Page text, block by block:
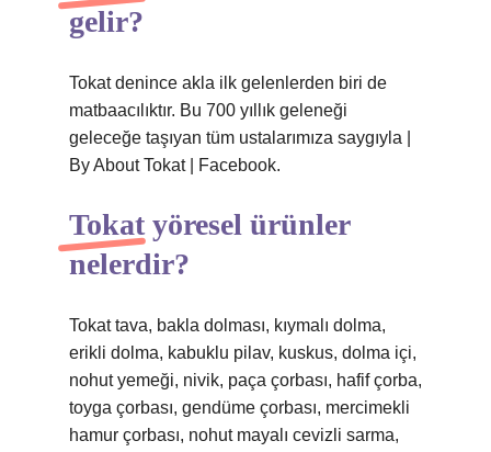
gelir?
Tokat denince akla ilk gelenlerden biri de
matbaacılıktır. Bu 700 yıllık geleneği
geleceğe taşıyan tüm ustalarımıza saygıyla |
By About Tokat | Facebook.
Tokat yöresel ürünler
nelerdir?
Tokat tava, bakla dolması, kıymalı dolma,
erikli dolma, kabuklu pilav, kuskus, dolma içi,
nohut yemeği, nivik, paça çorbası, hafif çorba,
toyga çorbası, gendüme çorbası, mercimekli
hamur çorbası, nohut mayalı cevizli sarma,